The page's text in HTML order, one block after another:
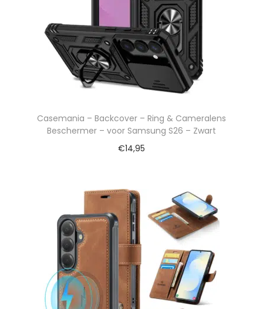
Casemania – Backcover – Ring & Cameralens
Beschermer – voor Samsung S26 – Zwart
€14,95